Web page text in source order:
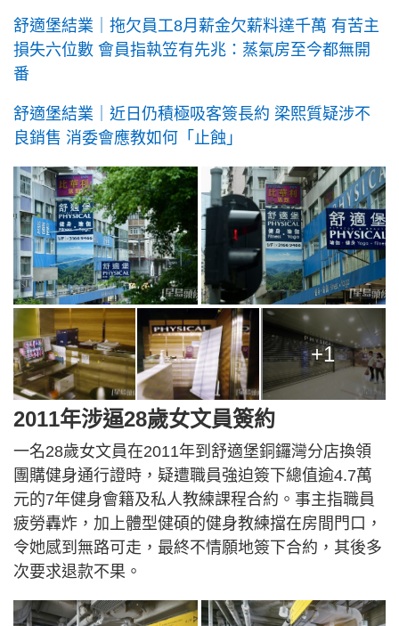
舒適堡結業｜拖欠員工8月薪金欠薪料達千萬 有苦主
損失六位數 會員指執笠有先兆：蒸氣房至今都無開
番
舒適堡結業｜近日仍積極吸客簽長約 梁熙質疑涉不
良銷售 消委會應教如何「止蝕」
+1
2011年涉逼28歲女文員簽約
一名28歲女文員在2011年到舒適堡銅鑼灣分店換領
團購健身通行證時，疑遭職員強迫簽下總值逾4.7萬
元的7年健身會籍及私人教練課程合約。事主指職員
疲勞轟炸，加上體型健碩的健身教練擋在房間門口，
令她感到無路可走，最終不情願地簽下合約，其後多
次要求退款不果。